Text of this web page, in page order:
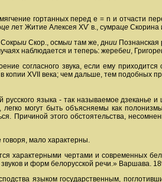
гортанных перед е = n и отчасти
це лет Житие Алексея ХѴ в., сумраце Скорина
ыи Скор., осмыи там же, днии Познанская
наблюдается и теперь: жеребеи, Григор
согласного звука, если ему
копии ХVII века; чем дальше, тем подобных
языка - так называемое дзеканье
могут быть объясняемы как
Причиной этого обстоятельства,
говоря, мало характерны.
характерными чертами и современных
и форм белорусской речи.» Варшава.
языком государственным,